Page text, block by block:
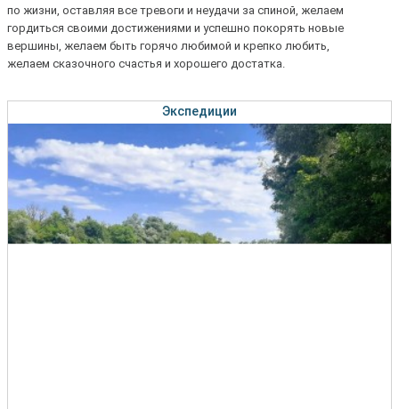
по жизни, оставляя все тревоги и неудачи за спиной, желаем
гордиться своими достижениями и успешно покорять новые
вершины, желаем быть горячо любимой и крепко любить,
желаем сказочного счастья и хорошего достатка.
Экспедиции